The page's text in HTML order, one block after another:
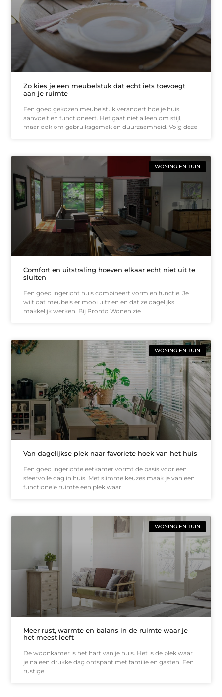
Zo kies je een meubelstuk dat echt iets toevoegt
aan je ruimte
Een goed gekozen meubelstuk verandert hoe je huis
aanvoelt en functioneert. Het gaat niet alleen om stijl,
maar ook om gebruiksgemak en duurzaamheid. Volg deze
WONING EN TUIN
Comfort en uitstraling hoeven elkaar echt niet uit te
sluiten
Een goed ingericht huis combineert vorm en functie. Je
wilt dat meubels er mooi uitzien en dat ze dagelijks
makkelijk werken. Bij Pronto Wonen zie
WONING EN TUIN
Van dagelijkse plek naar favoriete hoek van het huis
Een goed ingerichte eetkamer vormt de basis voor een
sfeervolle dag in huis. Met slimme keuzes maak je van een
functionele ruimte een plek waar
WONING EN TUIN
Meer rust, warmte en balans in de ruimte waar je
het meest leeft
De woonkamer is het hart van je huis. Het is de plek waar
je na een drukke dag ontspant met familie en gasten. Een
rustige